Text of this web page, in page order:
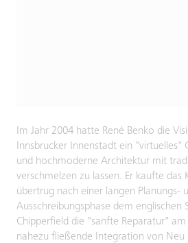
Im Jahr 2004 hatte René Benko die
Innsbrucker Innenstadt ein "virtuelles"
und hochmoderne Architektur mit
verschmelzen zu lassen. Er kaufte das
übertrug nach einer langen Planungs-
Ausschreibungsphase dem englischen
Chipperfield die "sanfte Reparatur"
nahezu fließende Integration von Neu